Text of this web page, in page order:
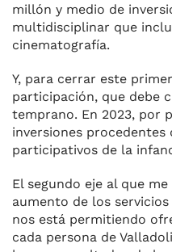
millón y medio de
multidisciplinar que
cinematografía.
Y, para cerrar este
participación, que debe
temprano. En 2023, por
inversiones procedentes
participativos de la
El segundo eje al que
aumento de los
nos está permitiendo
cada persona de